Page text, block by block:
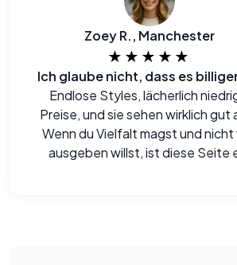
Zoey R., Manchester
★★★★★
Endlose Styles, lächerlich
Preise, und sie sehen wirklich gut
Wenn du Vielfalt magst und nicht
ausgeben willst, ist diese Seite